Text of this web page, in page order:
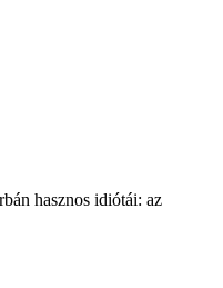
hasznos idiótái: az